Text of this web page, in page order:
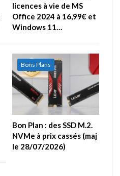
licences à vie de MS
Office 2024 à 16,99€ et
Windows 11…
Bons Plans
Bon Plan : des SSD M.2.
NVMe à prix cassés (maj
le 28/07/2026)